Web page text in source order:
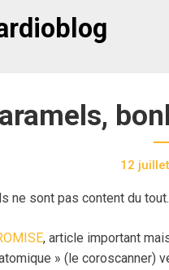
12
ne sont pas content du tout.
, article important
» (le coroscanner)